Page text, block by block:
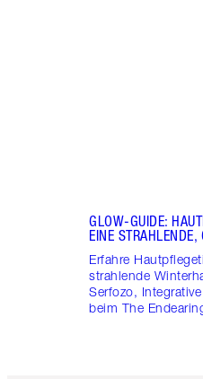
GLOW-GUIDE:
EINE STRAHLENDE,
Erfahre
strahlende
Serfozo,
beim The